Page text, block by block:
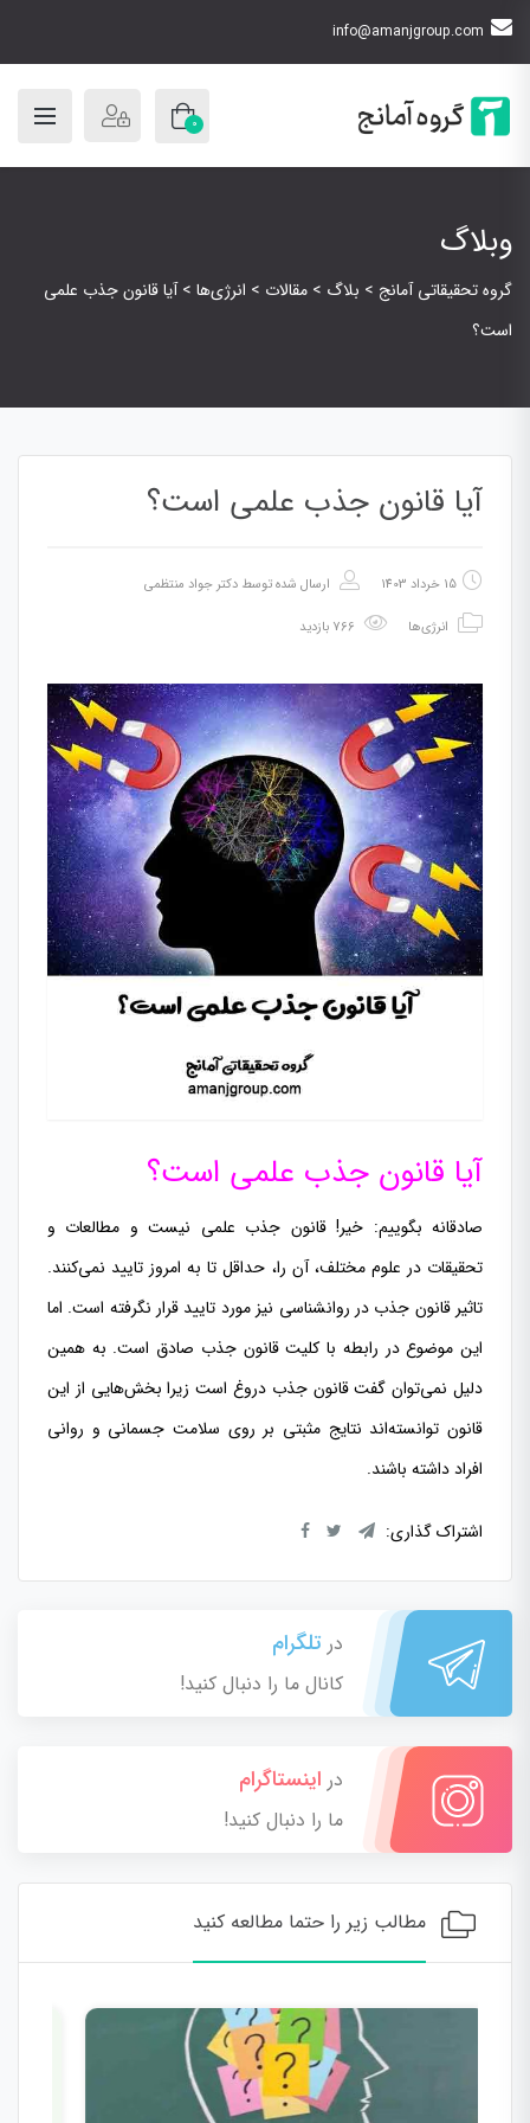
info@amanjgroup.com
0
وبلاگ
گروه تحقیقاتی آمانج > بلاگ > مقالات > انرژی‌ها >آیا قانون جذب علمی
است؟
آیا قانون جذب علمی است؟
15 خرداد 1403 ارسال شده توسط دکتر جواد منتظمی
انرژی‌ها
آیا قانون جذب علمی است؟
صادقانه بگوییم: خیر! قانون جذب علمی نیست و مطالعات و
تحقیقات در علوم مختلف، آن را، حداقل تا به امروز تایید نمی‌کنند.
تاثیر قانون جذب در روانشناسی نیز مورد تایید قرار نگرفته است. اما
این موضوع در رابطه با کلیت قانون جذب صادق است. به همین
دلیل نمی‌توان گفت قانون جذب دروغ است زیرا بخش‌هایی از این
قانون توانسته‌اند نتایج مثبتی بر روی سلامت جسمانی و روانی
افراد داشته باشند.
اشتراک گذاری:
در تلگرام
کانال ما را دنبال کنید!
در اینستاگرام
ما را دنبال کنید!
مطالب زیر را حتما مطالعه کنید